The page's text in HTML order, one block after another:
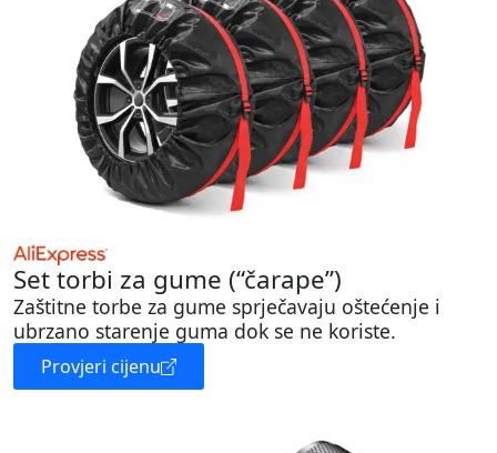
Set torbi za gume (“čarape”)
Zaštitne torbe za gume sprječavaju oštećenje i
ubrzano starenje guma dok se ne koriste.
Provjeri cijenu